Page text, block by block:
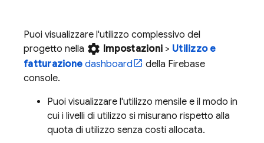
Puoi visualizzare l'utilizzo complessivo del
progetto nella settings Impostazioni > Utilizzo e
fatturazione dashboard della Firebase
console.
Puoi visualizzare l'utilizzo mensile e il modo in
cui i livelli di utilizzo si misurano rispetto alla
quota di utilizzo senza costi allocata.